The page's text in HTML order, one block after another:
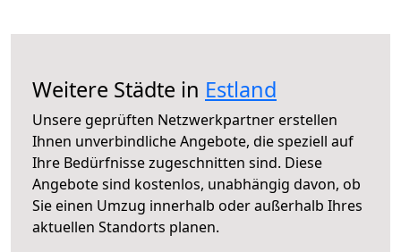
Weitere Städte in Estland
Unsere geprüften Netzwerkpartner erstellen
Ihnen unverbindliche Angebote, die speziell auf
Ihre Bedürfnisse zugeschnitten sind. Diese
Angebote sind kostenlos, unabhängig davon, ob
Sie einen Umzug innerhalb oder außerhalb Ihres
aktuellen Standorts planen.